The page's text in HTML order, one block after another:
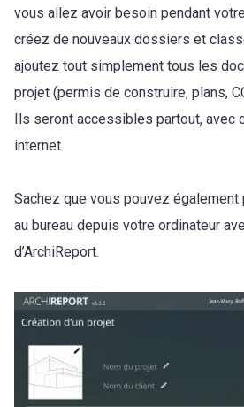
vous allez avoir besoin pendant
créez de nouveaux dossiers et
ajoutez tout simplement tous les
projet (permis de construire, plans,
Ils seront accessibles partout, avec
internet.
Sachez que vous pouvez
au bureau depuis votre ordinateur
d’ArchiReport.